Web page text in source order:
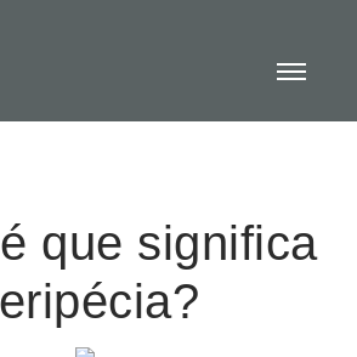
que significa